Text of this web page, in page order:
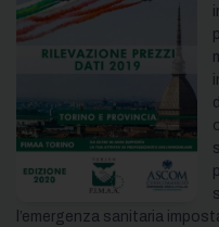
l’emergenza sanitaria